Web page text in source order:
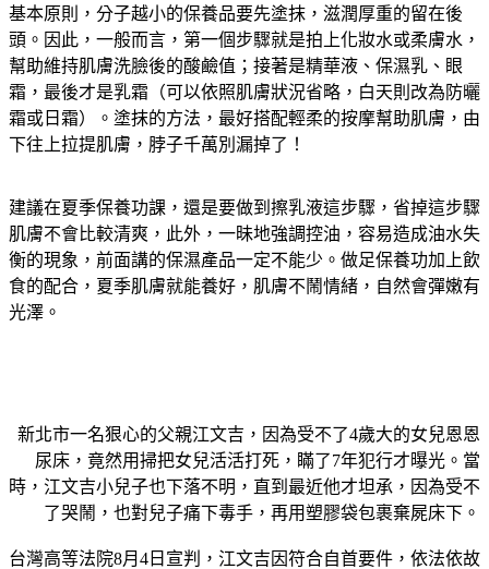
基本原則，分子越小的保養品要先塗抹，滋潤厚重的留在後
頭。因此，一般而言，第一個步驟就是拍上化妝水或柔膚水，
幫助維持肌膚洗臉後的酸鹼值；接著是精華液、保濕乳、眼
霜，最後才是乳霜（可以依照肌膚狀況省略，白天則改為防曬
霜或日霜）。塗抹的方法，最好搭配輕柔的按摩幫助肌膚，由
下往上拉提肌膚，脖子千萬別漏掉了！
建議在夏季保養功課，還是要做到擦乳液這步驟，省掉這步驟
肌膚不會比較清爽，此外，一昧地強調控油，容易造成油水失
衡的現象，前面講的保濕產品一定不能少。做足保養功加上飲
食的配合，夏季肌膚就能養好，肌膚不鬧情緒，自然會彈嫩有
光澤。
新北市一名狠心的父親江文吉，因為受不了4歲大的女兒恩恩
尿床，竟然用掃把女兒活活打死，瞞了7年犯行才曝光。當
時，江文吉小兒子也下落不明，直到最近他才坦承，因為受不
了哭鬧，也對兒子痛下毒手，再用塑膠袋包裹棄屍床下。
台灣高等法院8月4日宣判，江文吉因符合自首要件，依法依故